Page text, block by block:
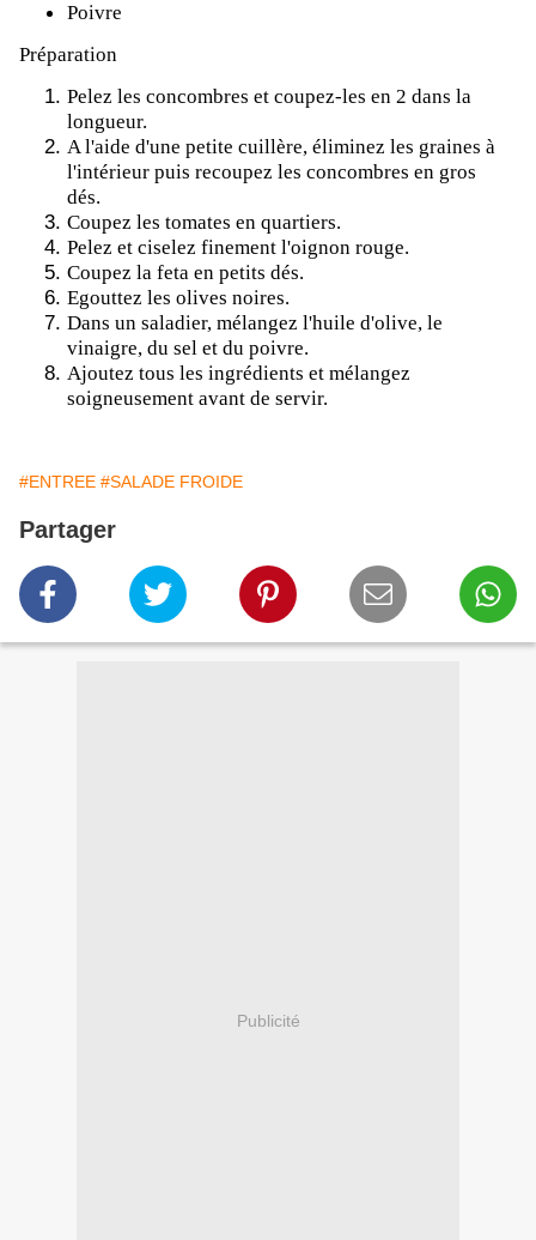
Poivre
Préparation
Pelez les concombres et coupez-les en 2 dans la
longueur.
A l'aide d'une petite cuillère, éliminez les graines à
l'intérieur puis recoupez les concombres en gros
dés.
Coupez les tomates en quartiers.
Pelez et ciselez finement l'oignon rouge.
Coupez la feta en petits dés.
Egouttez les olives noires.
Dans un saladier, mélangez l'huile d'olive, le
vinaigre, du sel et du poivre.
Ajoutez tous les ingrédients et mélangez
soigneusement avant de servir.
#ENTREE #SALADE FROIDE
Partager
Publicité